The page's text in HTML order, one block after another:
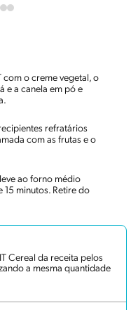
com o creme vegetal, o
e a canela em pó e
refratários
com as frutas e o
ao forno médio
minutos. Retire do
Cereal da receita pelos
a mesma quantidade